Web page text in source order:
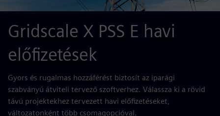
Gridscale X PSS E havi
előfizetések
Gyors és rugalmas hozzáférést biztosít az iparági
szabványú átviteli tervező szoftverhez. Válassza ki a rövid
távú projektekhez tervezett havi előfizetéseket,
változatonként több csomagopcióval.